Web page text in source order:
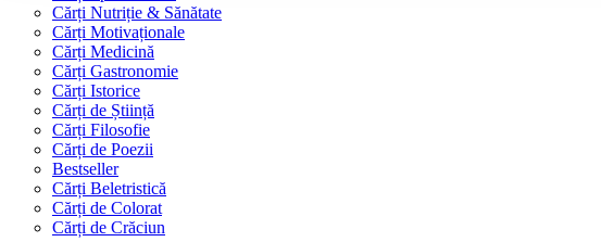
Cărți Nutriție & Sănătate
Cărți Motivaționale
Cărți Medicină
Cărți Gastronomie
Cărți Istorice
Cărți de Știință
Cărți Filosofie
Cărți de Poezii
Bestseller
Cărți Beletristică
Cărți de Colorat
Cărți de Crăciun